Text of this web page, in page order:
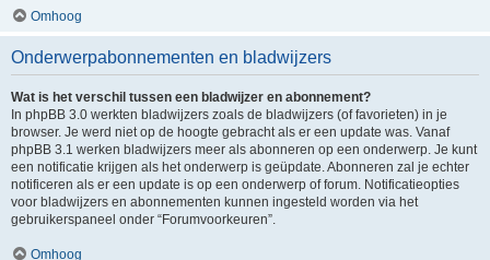
Omhoog
Onderwerpabonnementen en bladwijzers
Wat is het verschil tussen een bladwijzer en abonnement?
In phpBB 3.0 werkten bladwijzers zoals de bladwijzers (of favorieten) in je
browser. Je werd niet op de hoogte gebracht als er een update was. Vanaf
phpBB 3.1 werken bladwijzers meer als abonneren op een onderwerp. Je kunt
een notificatie krijgen als het onderwerp is geüpdate. Abonneren zal je echter
notificeren als er een update is op een onderwerp of forum. Notificatieopties
voor bladwijzers en abonnementen kunnen ingesteld worden via het
gebruikerspaneel onder “Forumvoorkeuren”.
Omhoog